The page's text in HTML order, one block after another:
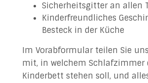
Sicherheitsgitter an allen
Kinderfreundliches
Besteck in der Küche
Im Vorabformular teilen Sie
mit, in welchem Schlafzimmer
Kinderbett stehen soll, und